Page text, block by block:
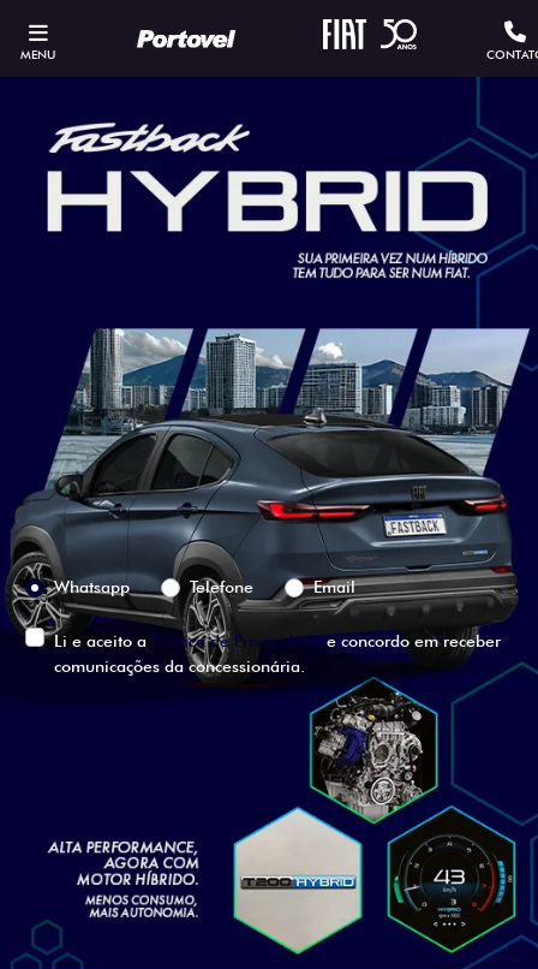
MENU
SOLICITAR PROPOSTA
Versão escolhida
Preferência de contato:
Whatsapp
Telefone Email
Li e aceito a Política de Privacidade
e concordo em receber
comunicações da concessionária.
ENTRAR EM CONTATO
VISUALIZE O
VEÍCULO EM
360°